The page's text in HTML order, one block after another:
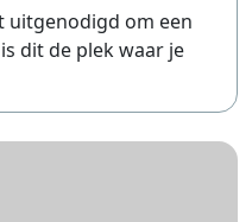
uitgenodigd om een
dit de plek waar je